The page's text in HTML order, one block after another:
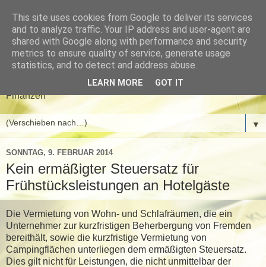
Meyer & Gwinner
Steuerberater
Aktuelle News aus den Bereichen Steuern, Wirtschaft und
Finanzen
▼
SONNTAG, 9. FEBRUAR 2014
Kein ermäßigter Steuersatz für
Frühstücksleistungen an Hotelgäste
Die Vermietung von Wohn- und Schlafräumen, die ein
Unternehmer zur kurzfristigen Beherbergung von Fremden
bereithält, sowie die kurzfristige Vermietung von
Campingflächen unterliegen dem ermäßigten Steuersatz.
Dies gilt nicht für Leistungen, die nicht unmittelbar der
This site uses cookies from Google to deliver its services
and to analyze traffic. Your IP address and user-agent are
shared with Google along with performance and security
metrics to ensure quality of service, generate usage
statistics, and to detect and address abuse.
LEARN MORE GOT IT